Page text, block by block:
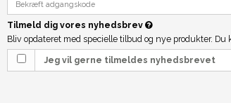
Tilmeld dig vores nyhedsbrev
Bliv opdateret med specielle tilbud og nye produkter.
Jeg vil gerne tilmeldes nyhedsbrevet